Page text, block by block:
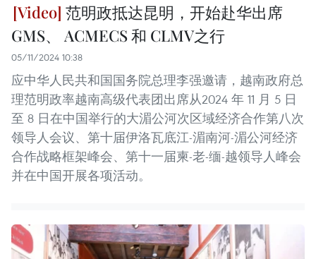
范明政抵达昆明，开始赴华出席
GMS、 ACMECS 和 CLMV之行
05/11/2024 10:38
应中华人民共和国国务院总理李强邀请，越南政府总
理范明政率越南高级代表团出席从2024 年 11 月 5 日
至 8 日在中国举行的大湄公河次区域经济合作第八次
领导人会议、第十届伊洛瓦底江-湄南河-湄公河经济
合作战略框架峰会、第十一届柬-老-缅-越领导人峰会
并在中国开展各项活动。